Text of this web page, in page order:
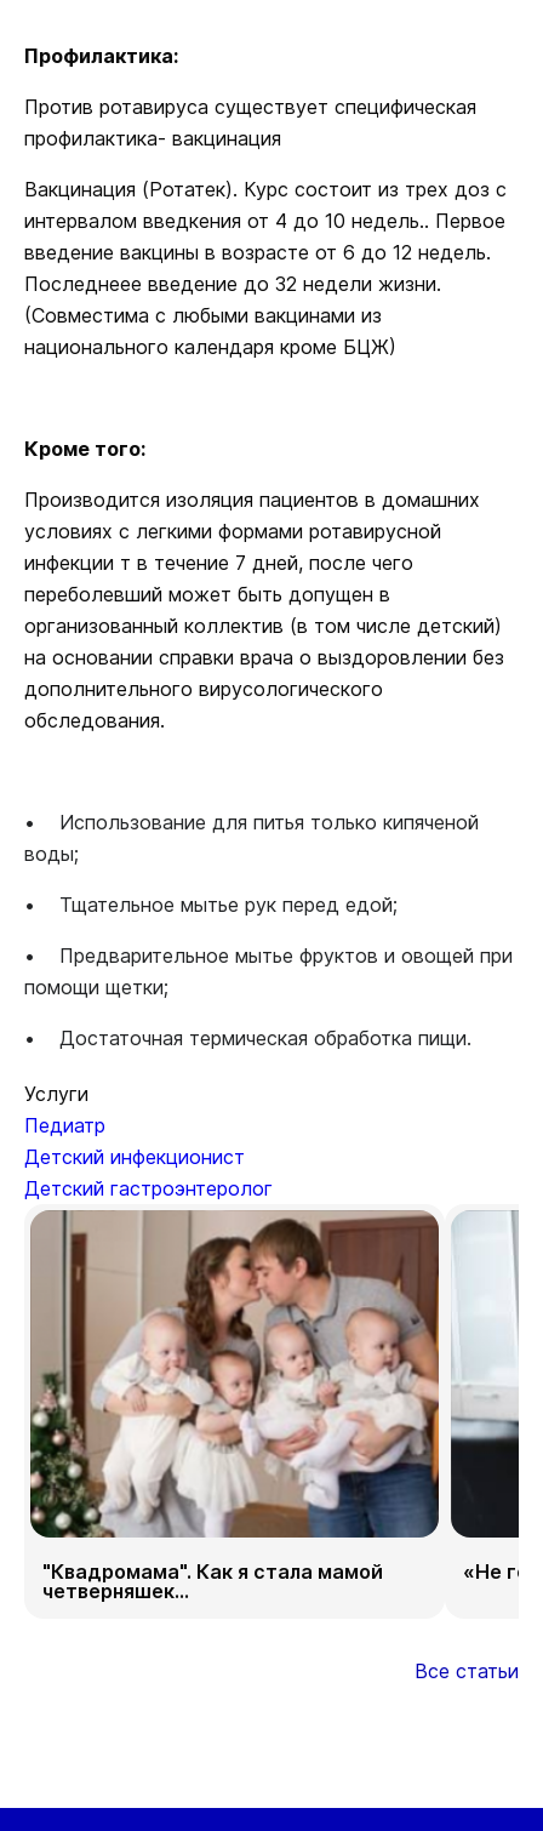
Профилактика:
Против ротавируса существует специфическая
профилактика- вакцинация
Вакцинация (Ротатек). Курс состоит из трех доз с
интервалом введкения от 4 до 10 недель.. Первое
введение вакцины в возрасте от 6 до 12 недель.
Последнеее введение до 32 недели жизни.
(Совместима с любыми вакцинами из
национального календаря кроме БЦЖ)
Кроме того:
Производится изоляция пациентов в домашних
условиях с легкими формами ротавирусной
инфекции т в течение 7 дней, после чего
переболевший может быть допущен в
организованный коллектив (в том числе детский)
на основании справки врача о выздоровлении без
дополнительного вирусологического
обследования.
• Использование для питья только кипяченой
воды;
• Тщательное мытье рук перед едой;
• Предварительное мытье фруктов и овощей при
помощи щетки;
• Достаточная термическая обработка пищи.
Услуги
Педиатр
Детский инфекционист
Детский гастроэнтеролог
"Квадромама". Как я стала мамой
четверняшек...
«Не
Все статьи